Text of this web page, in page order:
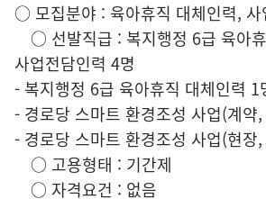
○ 모집분야 : 육아휴직 대체인력, 사
○ 선발직급 : 복지행정 6급 육아
사업전담인력 4명
- 복지행정 6급 육아휴직 대체인력 1
- 경로당 스마트 환경조성 사업(계약
- 경로당 스마트 환경조성 사업(현장
○ 고용형태 : 기간제
○ 자격요건 : 없음